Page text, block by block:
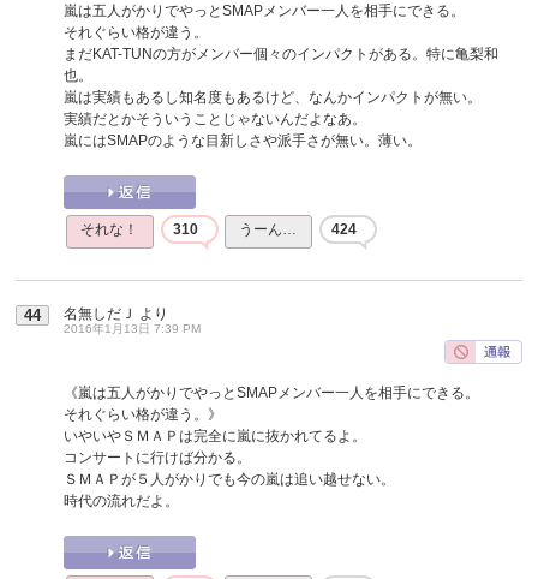
嵐は五人がかりでやっとSMAPメンバー一人を相手にできる。
それぐらい格が違う。
まだKAT-TUNの方がメンバー個々のインパクトがある。特に亀梨和
也。
嵐は実績もあるし知名度もあるけど、なんかインパクトが無い。
実績だとかそういうことじゃないんだよなあ。
嵐にはSMAPのような目新しさや派手さが無い。薄い。
それな！ 310 うーん… 424
44 名無しだＪ より
2016年1月13日 7:39 PM
《嵐は五人がかりでやっとSMAPメンバー一人を相手にできる。
それぐらい格が違う。》
いやいやＳＭＡＰは完全に嵐に抜かれてるよ。
コンサートに行けば分かる。
ＳＭＡＰが５人がかりでも今の嵐は追い越せない。
時代の流れだよ。